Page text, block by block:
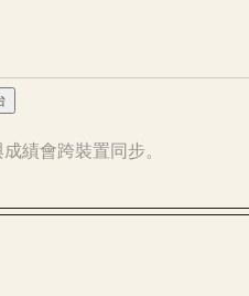
績會跨裝置同步。